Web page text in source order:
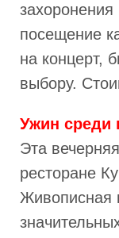
посещение
на концерт,
выбору.
Ужин среди
Эта
ресторане
Живописная